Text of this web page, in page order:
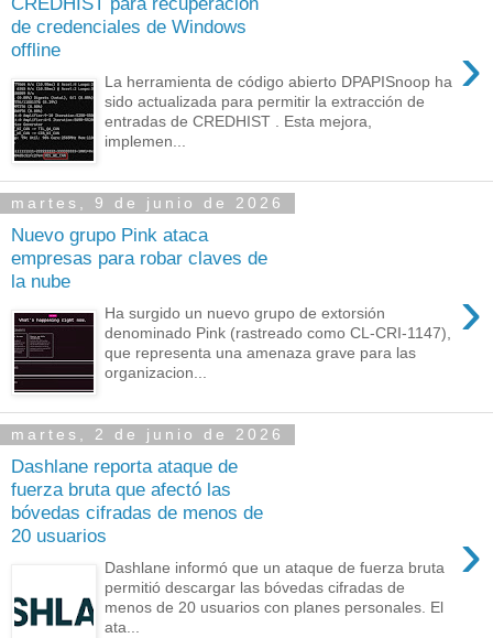
de credenciales de Windows
offline
›
La herramienta de código abierto DPAPISnoop ha
sido actualizada para permitir la extracción de
entradas de CREDHIST . Esta mejora,
implemen...
martes, 9 de junio de 2026
Nuevo grupo Pink ataca
empresas para robar claves de
la nube
›
Ha surgido un nuevo grupo de extorsión
denominado Pink (rastreado como CL-CRI-1147),
que representa una amenaza grave para las
organizacion...
martes, 2 de junio de 2026
Dashlane reporta ataque de
fuerza bruta que afectó las
bóvedas cifradas de menos de
20 usuarios
›
Dashlane informó que un ataque de fuerza bruta
permitió descargar las bóvedas cifradas de
menos de 20 usuarios con planes personales. El
ata...